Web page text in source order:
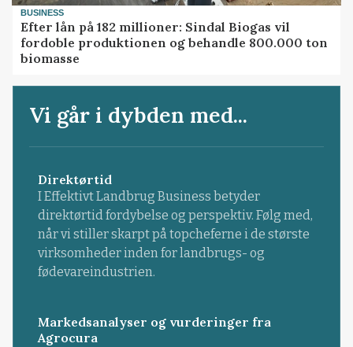
BUSINESS
Efter lån på 182 millioner: Sindal Biogas vil
fordoble produktionen og behandle 800.000 ton
biomasse
Vi går i dybden med...
Direktørtid
I Effektivt Landbrug Business betyder
direktørtid fordybelse og perspektiv. Følg med,
når vi stiller skarpt på topcheferne i de største
virksomheder inden for landbrugs- og
fødevareindustrien.
Markedsanalyser og vurderinger fra
Agrocura